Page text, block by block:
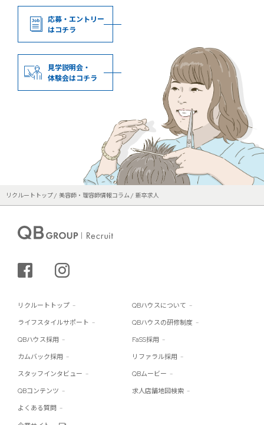
応募・エントリー
はコチラ
見学説明会・
体験会はコチラ
リクルートトップ 美容師・理容師情報コラム 新卒求人
シェアする
リクルートトップ QBハウスについて
ライフスタイルサポート QBハウスの研修制度
QBハウス採用 FaSS採用
カムバック採用 リファラル採用
スタッフインタビュー QBムービー
QBコンテンツ 求人店舗地図検索
よくある質問